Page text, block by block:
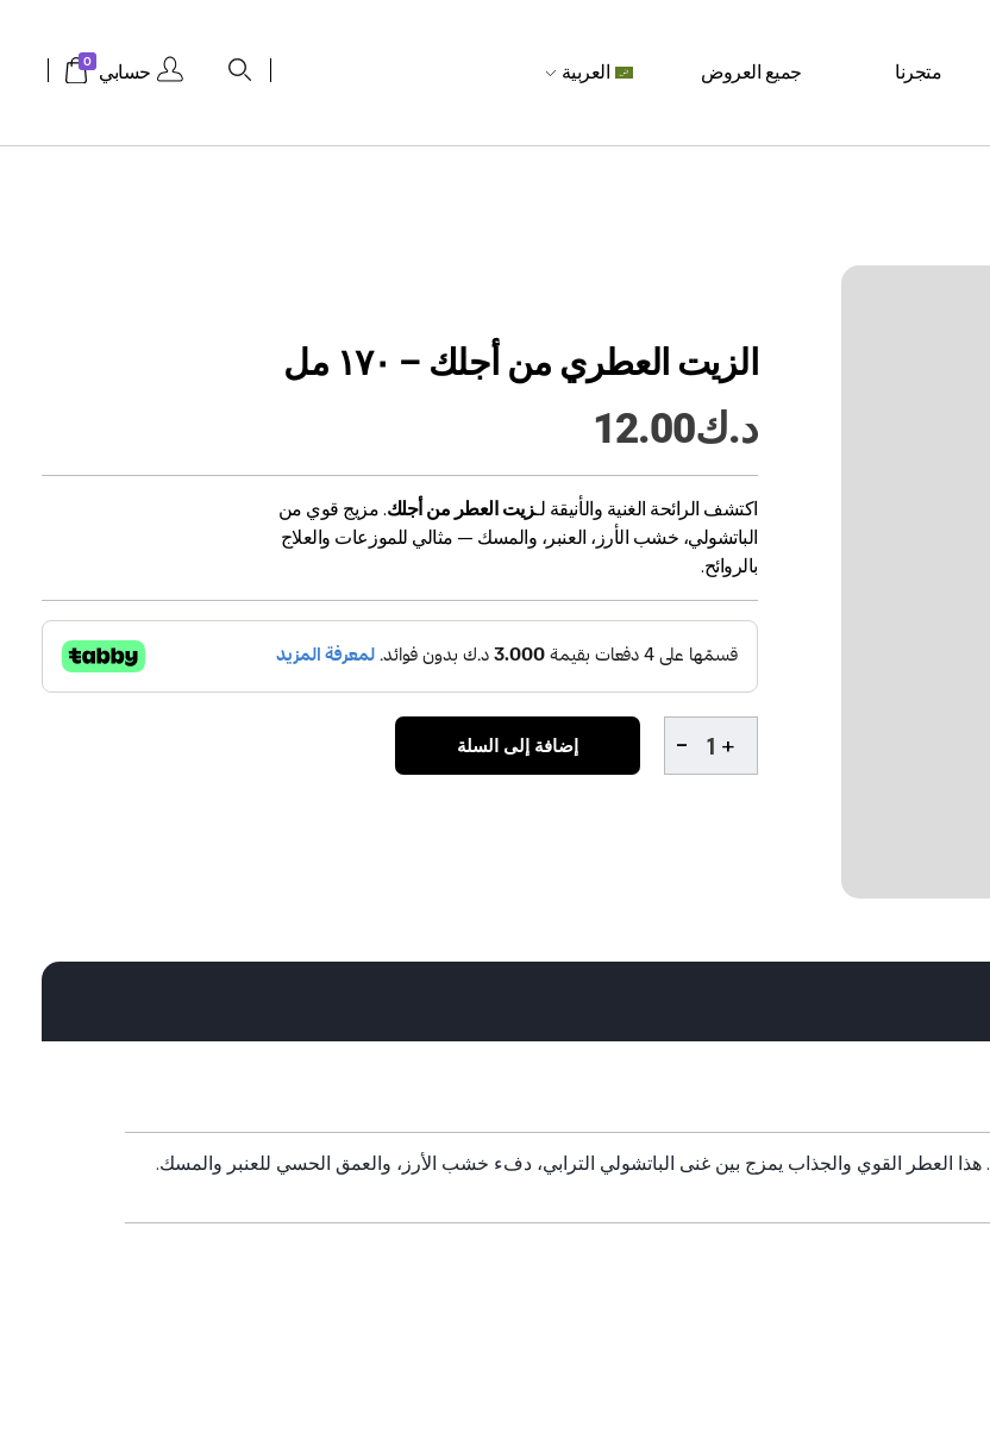
متجرنا جميع العروض العربية حسابي 0
الزيت العطري من أجلك – ١٧٠ مل
د.ك12.00
اكتشف الرائحة الغنية والأنيقة لـزيت العطر من أجلك. مزيج قوي من
الباتشولي، خشب الأرز، العنبر، والمسك — مثالي للموزعات والعلاج
بالروائح.
إضافة إلى السلة
. هذا العطر القوي والجذاب يمزج بين غنى الباتشولي الترابي، دفء خشب الأرز، والعمق الحسي للعنبر والمسك.